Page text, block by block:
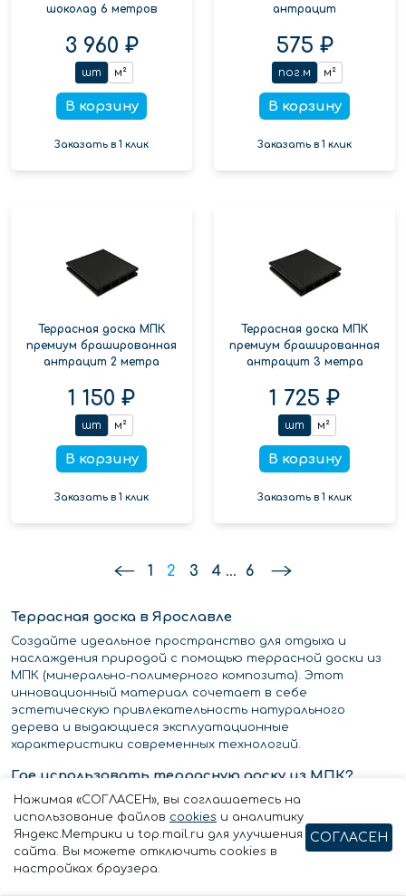
шоколад 6 метров
3 960 ₽
шт м²
В корзину
Заказать в 1 клик
антрацит
575 ₽
пог.м м²
В корзину
Заказать в 1 клик
Террасная доска МПК
премиум брашированная
антрацит 2 метра
1 150 ₽
шт м²
В корзину
Заказать в 1 клик
Террасная доска МПК
премиум брашированная
антрацит 3 метра
1 725 ₽
шт м²
В корзину
Заказать в 1 клик
1 2 3 4 ... 6
Террасная доска в Ярославле
Создайте идеальное пространство для отдыха и
наслаждения природой с помощью террасной доски из
МПК (минерально-полимерного композита). Этот
инновационный материал сочетает в себе
эстетическую привлекательность натурального
дерева и выдающиеся эксплуатационные
характеристики современных технологий.
Где использовать террасную доску из МПК?
Открытые террасы
Зоны вокруг бассейнов
Ландшафтный дизайн
Беседки и веранды
Нажимая «СОГЛАСЕН», вы соглашаетесь на
использование файлов cookies и аналитику
Яндекс.Метрики и top.mail.ru для улучшения
сайта. Вы можете отключить cookies в
настройках браузера.
СОГЛАСЕН